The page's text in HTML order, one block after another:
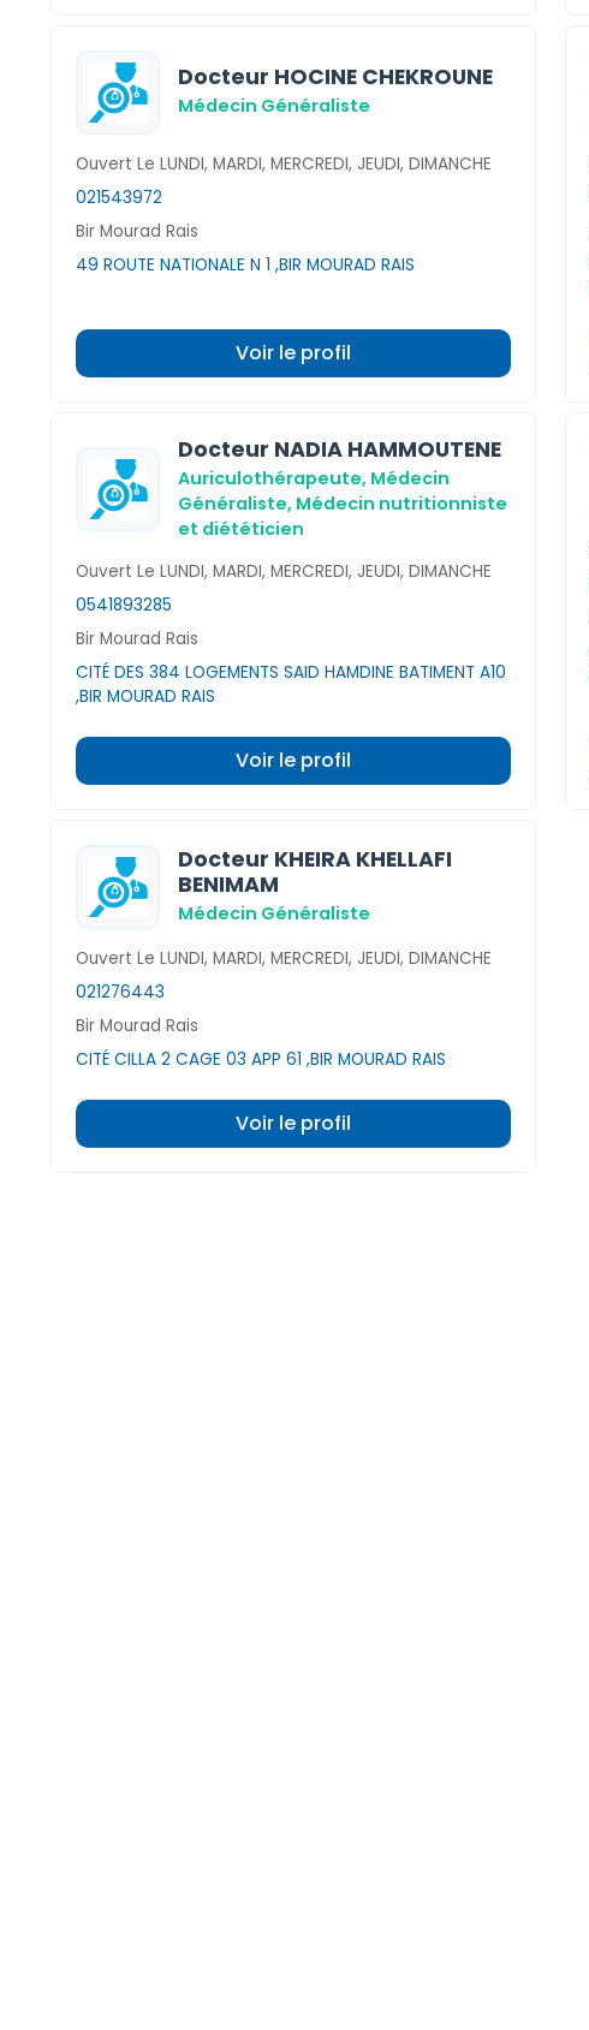
Docteur HOCINE CHEKROUNE
Médecin Généraliste
Ouvert Le LUNDI, MARDI, MERCREDI, JEUDI, DIMANCHE
021543972
Bir Mourad Rais
49 ROUTE NATIONALE N 1 ,BIR MOURAD RAIS
Voir le profil
Docteur NADIA HAMMOUTENE
Auriculothérapeute, Médecin
Généraliste, Médecin nutritionniste
et diététicien
Ouvert Le LUNDI, MARDI, MERCREDI, JEUDI, DIMANCHE
0541893285
Bir Mourad Rais
CITÉ DES 384 LOGEMENTS SAID HAMDINE BATIMENT A10
,BIR MOURAD RAIS
Voir le profil
Docteur KHEIRA KHELLAFI
BENIMAM
Médecin Généraliste
Ouvert Le LUNDI, MARDI, MERCREDI, JEUDI, DIMANCHE
021276443
Bir Mourad Rais
CITÉ CILLA 2 CAGE 03 APP 61 ,BIR MOURAD RAIS
Voir le profil